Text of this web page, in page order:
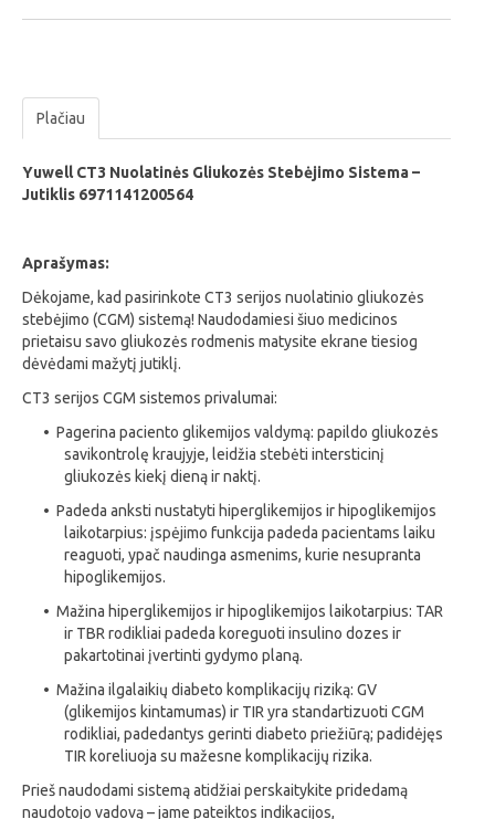
Plačiau
Yuwell CT3 Nuolatinės Gliukozės Stebėjimo Sistema –
Jutiklis 6971141200564
Aprašymas:
Dėkojame, kad pasirinkote CT3 serijos nuolatinio gliukozės
stebėjimo (CGM) sistemą! Naudodamiesi šiuo medicinos
prietaisu savo gliukozės rodmenis matysite ekrane tiesiog
dėvėdami mažytį jutiklį.
CT3 serijos CGM sistemos privalumai:
• Pagerina paciento glikemijos valdymą: papildo gliukozės
savikontrolę kraujyje, leidžia stebėti intersticinį
gliukozės kiekį dieną ir naktį.
• Padeda anksti nustatyti hiperglikemijos ir hipoglikemijos
laikotarpius: įspėjimo funkcija padeda pacientams laiku
reaguoti, ypač naudinga asmenims, kurie nesupranta
hipoglikemijos.
• Mažina hiperglikemijos ir hipoglikemijos laikotarpius: TAR
ir TBR rodikliai padeda koreguoti insulino dozes ir
pakartotinai įvertinti gydymo planą.
• Mažina ilgalaikių diabeto komplikacijų riziką: GV
(glikemijos kintamumas) ir TIR yra standartizuoti CGM
rodikliai, padedantys gerinti diabeto priežiūrą; padidėjęs
TIR koreliuoja su mažesne komplikacijų rizika.
Prieš naudodami sistemą atidžiai perskaitykite pridedamą
naudotojo vadovą – jame pateiktos indikacijos,